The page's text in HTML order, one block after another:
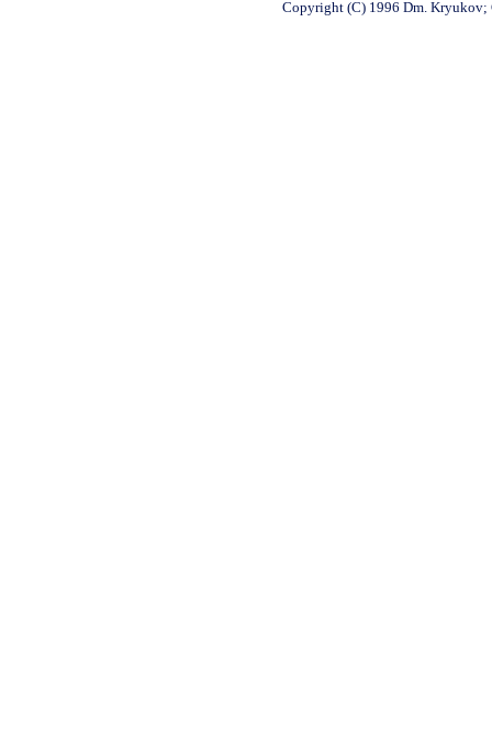
Copyright (C) 1996 Dm.